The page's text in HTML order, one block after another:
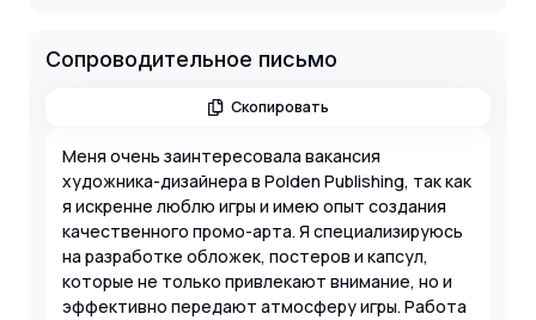
Сопроводительное письмо
Скопировать
Меня очень заинтересовала вакансия
художника-дизайнера в Polden Publishing, так как
я искренне люблю игры и имею опыт создания
качественного промо-арта. Я специализируюсь
на разработке обложек, постеров и капсул,
которые не только привлекают внимание, но и
эффективно передают атмосферу игры. Работа